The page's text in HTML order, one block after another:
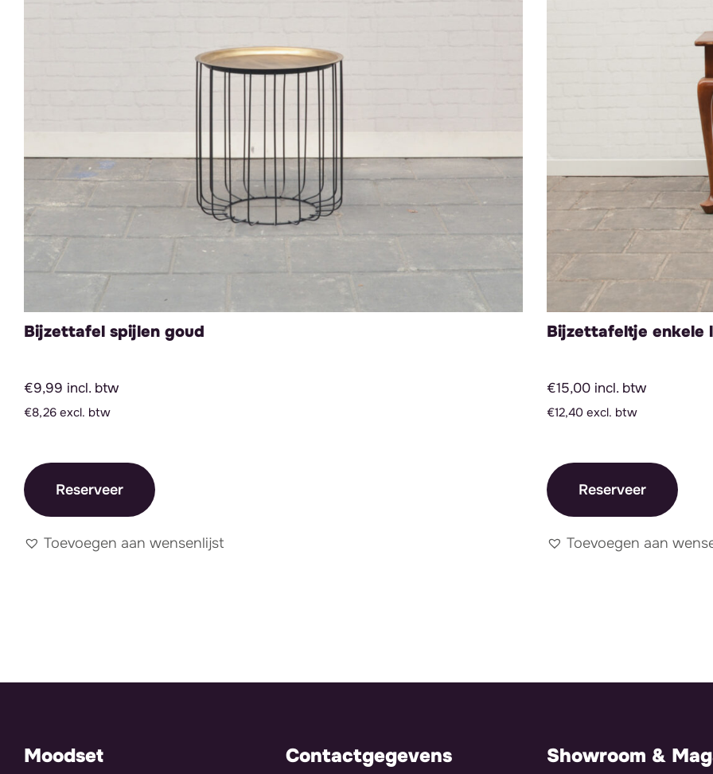
Bijzettafel spijlen goud
€9,99 incl. btw
€8,26 excl. btw
Reserveer
Toevoegen aan wensenlijst
Bijzettafeltje enkele
€15,00 incl. btw
€12,40 excl. btw
Reserveer
Toevoegen aan
Moodset Contactgegevens Showroom &